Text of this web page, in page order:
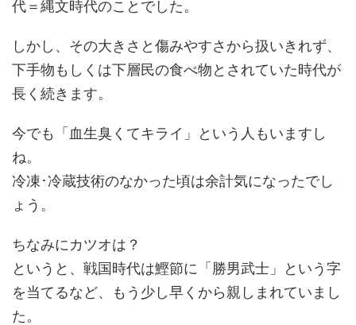
代＝縄文時代のことでした。
しかし、その大きさと傷みやすさから扱いきれず、
下手物もしくは下層民の食べ物とされていた時代が
長く続きます。
今でも「血生臭くてキライ」という人もいますし
ね。
冷凍･冷蔵技術のなかった頃は余計気になったでし
ょう。
ちなみにカツオは？
というと、戦国時代は鰹節に「勝男武士」という字
を当てるなど、もう少し早くから親しまれていまし
た。